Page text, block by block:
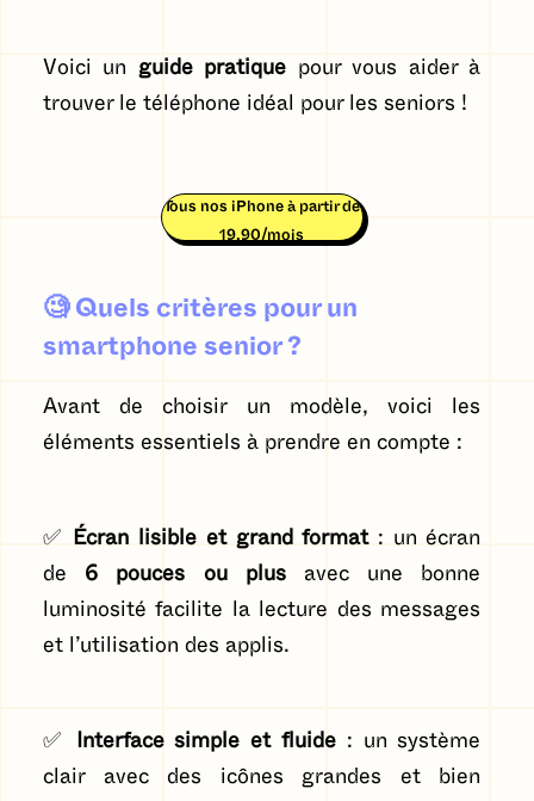
Voici un guide pratique pour vous aider à
trouver le téléphone idéal pour les seniors !
Tous nos iPhone à partir de
19,90/mois
🧐 Quels critères pour un
smartphone senior ?
Avant de choisir un modèle, voici les
éléments essentiels à prendre en compte :
✅ Écran lisible et grand format: un écran
de 6 pouces ou plusavec une bonne
luminosité facilite la lecture des messages
et l’utilisation des applis.
✅ Interface simple et fluide: un système
clair avec des icônes grandes et bien